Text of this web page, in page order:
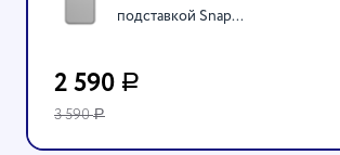
подставкой Snap...
2 590 Р
3 590Р